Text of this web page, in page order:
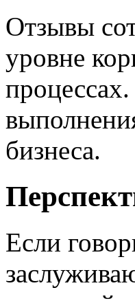
Отзывы
уровне
бизнеса.
Если